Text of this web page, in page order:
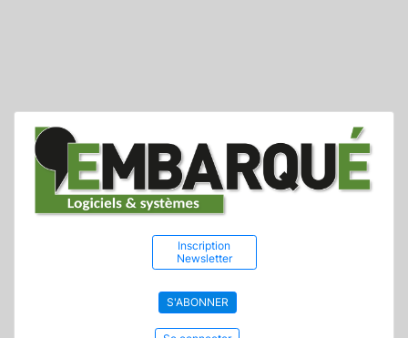
Inscription
Newsletter
S'ABONNER